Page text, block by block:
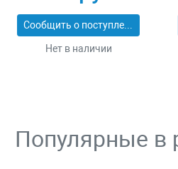
Сообщить о поступлении
Нет в наличии
Популярные в